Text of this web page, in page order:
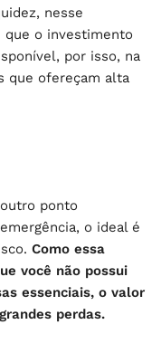
nesse
que o investimento
por isso, na
que ofereçam alta
ponto
o ideal é
Como essa
você não possui
essenciais, o valor
perdas.